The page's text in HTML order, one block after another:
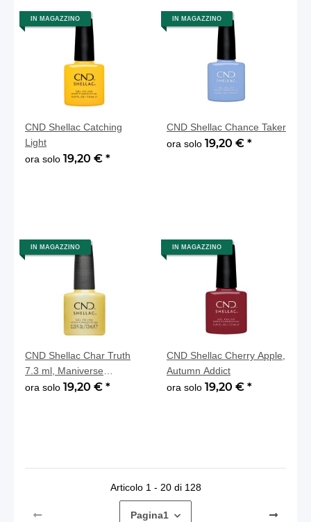
IN MAGAZZINO
CND Shellac Catching
Light
ora solo 19,20 € *
IN MAGAZZINO
CND Shellac Chance Taker
ora solo 19,20 € *
IN MAGAZZINO
CND Shellac Char Truth
7.3 ml, Maniverse
Collection
ora solo 19,20 € *
IN MAGAZZINO
CND Shellac Cherry Apple,
Autumn Addict
ora solo 19,20 € *
Articolo 1 - 20 di 128
Pagina1